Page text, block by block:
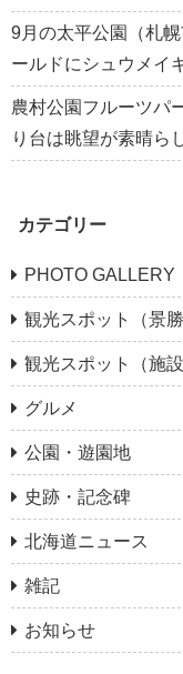
9月の太平公園（札
ールドにシュウメイ
農村公園フルーツパ
り台は眺望が素晴ら
カテゴリー
PHOTO GALLERY
観光スポット（景勝
観光スポット（施設
グルメ
公園・遊園地
史跡・記念碑
北海道ニュース
雑記
お知らせ